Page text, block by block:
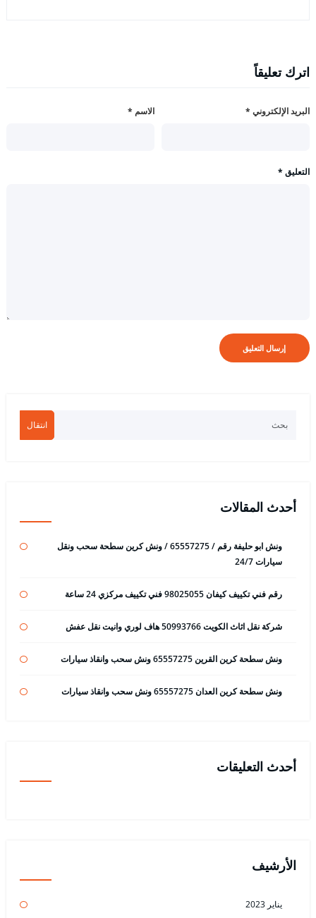
اترك تعليقاً
الاسم * البريد الإلكتروني *
التعليق *
انتقال
أحدث المقالات
ونش ابو حليفة رقم / 65557275 / ونش كرين سطحة سحب ونقل
سيارات 24/7
رقم فني تكييف كيفان 98025055 فني تكييف مركزي 24 ساعة
شركة نقل اثاث الكويت 50993766 هاف لوري وانيت نقل عفش
ونش سطحة كرين القرين 65557275 ونش سحب وانقاذ سيارات
ونش سطحة كرين العدان 65557275 ونش سحب وانقاذ سيارات
أحدث التعليقات
الأرشيف
يناير 2023